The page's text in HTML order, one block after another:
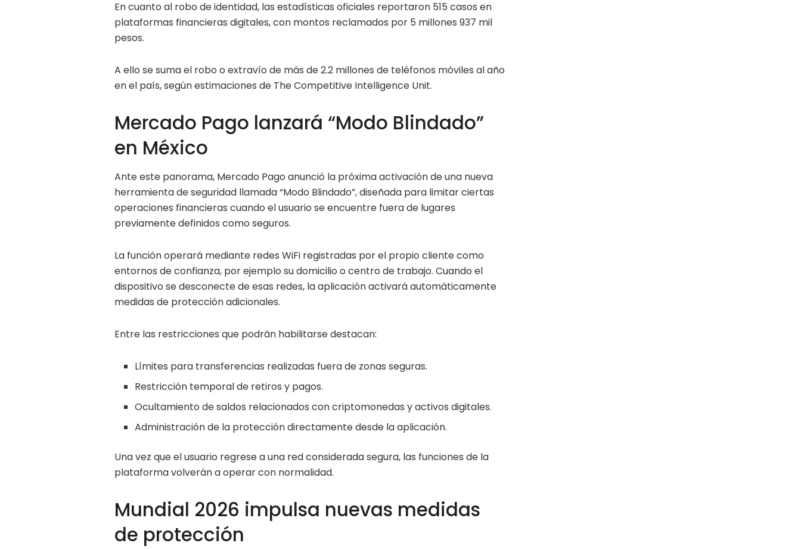
En cuanto al robo de identidad, las estadísticas oficiales reportaron 515 casos en
plataformas financieras digitales, con montos reclamados por 5 millones 937 mil
pesos.
A ello se suma el robo o extravío de más de 2.2 millones de teléfonos móviles al año
en el país, según estimaciones de The Competitive Intelligence Unit.
Mercado Pago lanzará “Modo Blindado”
en México
Ante este panorama, Mercado Pago anunció la próxima activación de una nueva
herramienta de seguridad llamada “Modo Blindado”, diseñada para limitar ciertas
operaciones financieras cuando el usuario se encuentre fuera de lugares
previamente definidos como seguros.
La función operará mediante redes WiFi registradas por el propio cliente como
entornos de confianza, por ejemplo su domicilio o centro de trabajo. Cuando el
dispositivo se desconecte de esas redes, la aplicación activará automáticamente
medidas de protección adicionales.
Entre las restricciones que podrán habilitarse destacan:
Límites para transferencias realizadas fuera de zonas seguras.
Restricción temporal de retiros y pagos.
Ocultamiento de saldos relacionados con criptomonedas y activos digitales.
Administración de la protección directamente desde la aplicación.
Una vez que el usuario regrese a una red considerada segura, las funciones de la
plataforma volverán a operar con normalidad.
Mundial 2026 impulsa nuevas medidas
de protección